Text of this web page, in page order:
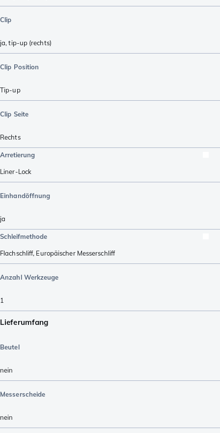
Clip
ja, tip-up (rechts)
Clip Position
Tip-up
Clip Seite
Rechts
Arretierung
Liner-Lock
Einhandöffnung
ja
Schleifmethode
Flachschliff, Europäischer Messerschliff
Anzahl Werkzeuge
1
Lieferumfang
Beutel
nein
Messerscheide
nein